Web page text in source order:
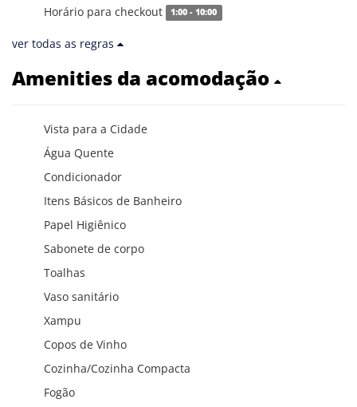
Horário para checkout 1:00 - 10:00
ver todas as regras
Amenities da acomodação
Vista para a Cidade
Água Quente
Condicionador
Itens Básicos de Banheiro
Papel Higiênico
Sabonete de corpo
Toalhas
Vaso sanitário
Xampu
Copos de Vinho
Cozinha/Cozinha Compacta
Fogão